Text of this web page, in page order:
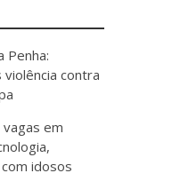
Penha:
contra
em
idosos